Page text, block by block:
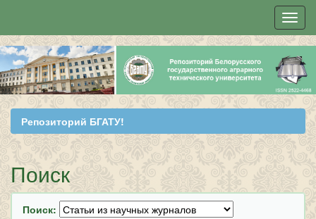
Skip
navigation
Репозиторий БГАТУ!
Поиск
Поиск: